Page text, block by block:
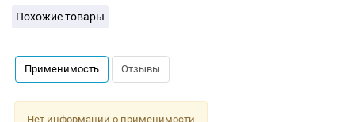
Похожие товары
Применимость Отзывы
Нет информации о применимости